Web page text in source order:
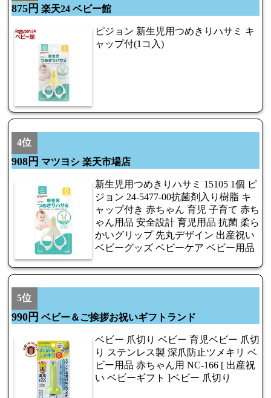
875円 楽天24 ベビー館
ピジョン 新生児用つめきりハサミ キ
ャップ付(1コ入)
4位
908円 マツヨシ 楽天市場店
新生児用つめきりハサミ 15105 1個 ピ
ジョン 24-5477-00抗菌剤入り樹脂 キ
ャップ付き 赤ちゃん 育児 子育て 赤ち
ゃん用品 安全設計 育児用品 抗菌 柔ら
かいグリップ 先丸デザイン 出産祝い
ベビーグッズ ベビーケア ベビー用品
5位
990円 ベビー＆ご挨拶お祝いギフトランド
ベビー 爪切り ベビー 育児ベビー 爪切
り ステンレス製 深爪防止ツメキリ ベ
ビー用品 赤ちゃん用 NC-166 [ 出産祝
い ベビーギフト ]ベビー 爪切り